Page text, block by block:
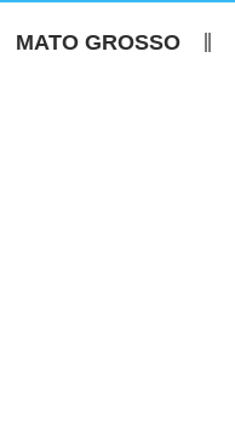
MATO GROSSO